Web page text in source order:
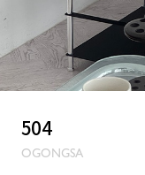
504
OGONGSA